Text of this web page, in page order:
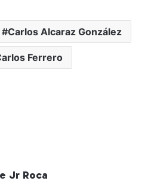
Carlos Alcaraz González
Ferrero
Jr Roca